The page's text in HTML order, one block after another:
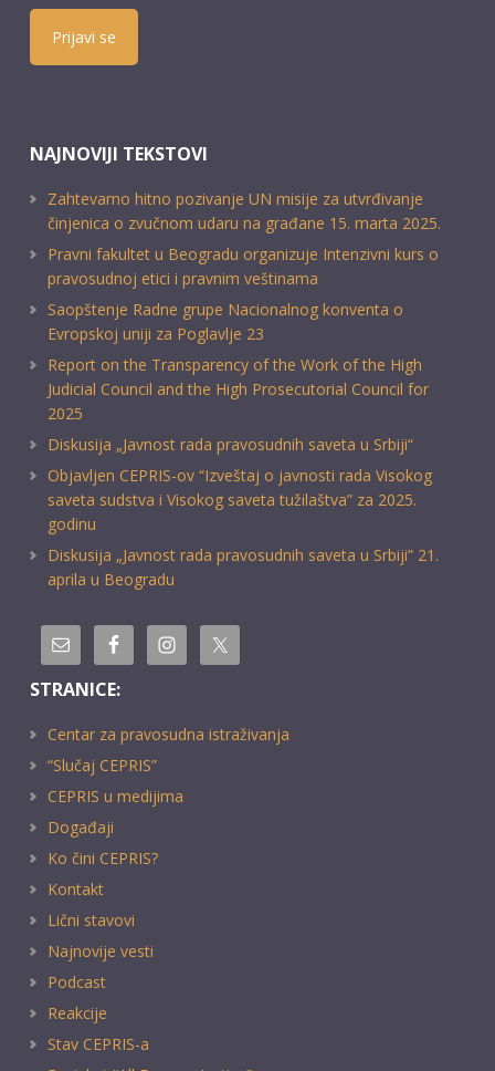
Prijavi se
NAJNOVIJI TEKSTOVI
Zahtevamo hitno pozivanje UN misije za utvrđivanje
činjenica o zvučnom udaru na građane 15. marta 2025.
Pravni fakultet u Beogradu organizuje Intenzivni kurs o
pravosudnoj etici i pravnim veštinama
Saopštenje Radne grupe Nacionalnog konventa o
Evropskoj uniji za Poglavlje 23
Report on the Transparency of the Work of the High
Judicial Council and the High Prosecutorial Council for
2025
Diskusija „Javnost rada pravosudnih saveta u Srbiji“
Objavljen CEPRIS-ov “Izveštaj o javnosti rada Visokog
saveta sudstva i Visokog saveta tužilaštva” za 2025.
godinu
Diskusija „Javnost rada pravosudnih saveta u Srbiji” 21.
aprila u Beogradu
STRANICE:
Centar za pravosudna istraživanja
“Slučaj CEPRIS”
CEPRIS u medijima
Događaji
Ko čini CEPRIS?
Kontakt
Lični stavovi
Najnovije vesti
Podcast
Reakcije
Stav CEPRIS-a